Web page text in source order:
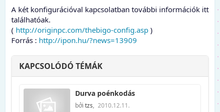
A két konfigurációval kapcsolatban további információk itt
találhatóak.
( http://originpc.com/thebigo-config.asp )
Forrás : http://ipon.hu/?news=13909
KAPCSOLÓDÓ TÉMÁK
Durva poénkodás
bởi tzs, 2010.12.11.